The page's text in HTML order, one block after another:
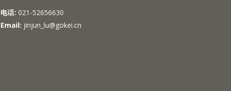
电话: 021-52656630
Email: jinjun_lu@gokei.cn